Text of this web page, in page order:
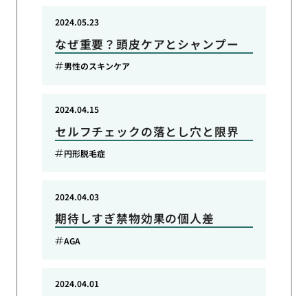
なぜ重要？頭皮ケアとシャンプー
2024.05.23
男性のスキンケア
セルフチェックの落とし穴と限界
2024.04.15
円形脱毛症
期待しすぎ禁物効果の個人差
2024.04.03
AGA
2024.04.01